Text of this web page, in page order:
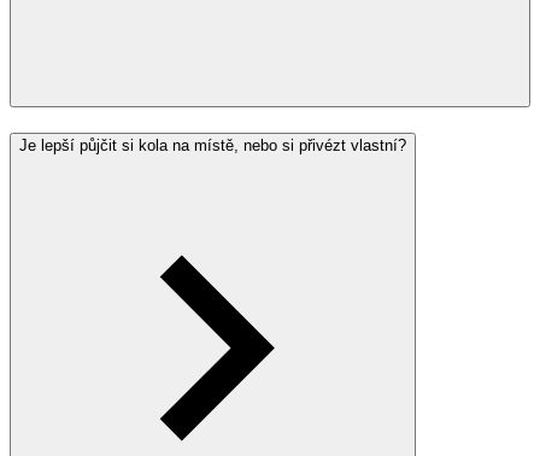
Je lepší půjčit si kola na místě, nebo si přivézt vlastní?